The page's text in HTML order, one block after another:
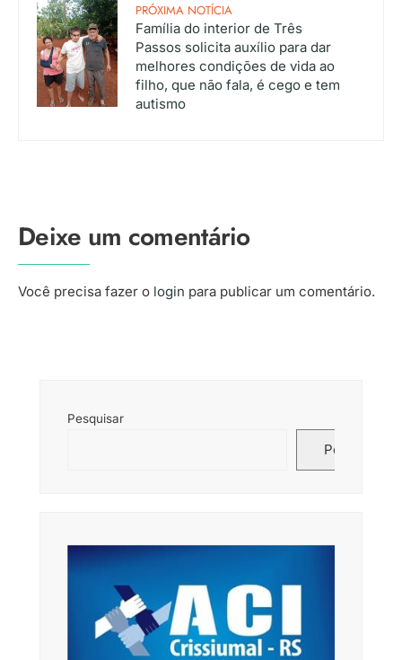
PRÓXIMA NOTÍCIA
Família do interior de Três
Passos solicita auxílio para dar
melhores condições de vida ao
filho, que não fala, é cego e tem
autismo
Deixe um comentário
Você precisa fazer o login para publicar um comentário.
Pesquisar
Pesquisar